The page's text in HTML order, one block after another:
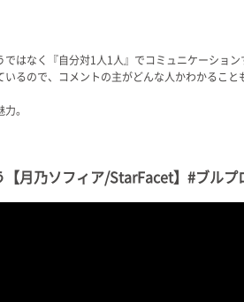
はなく『自分対1人1人』でコミュニケーション
るので、コメントの主がどんな人かわかること
。
【月乃ソフィア/StarFacet】#ブルプ